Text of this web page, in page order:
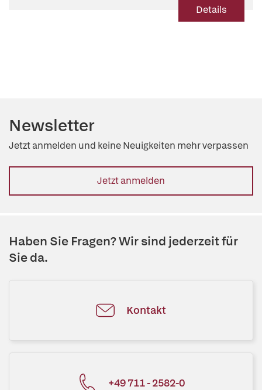
Details
Newsletter
Jetzt anmelden und keine Neuigkeiten mehr verpassen
Jetzt anmelden
Haben Sie Fragen? Wir sind jederzeit für
Sie da.
Kontakt
+49 711 - 2582-0